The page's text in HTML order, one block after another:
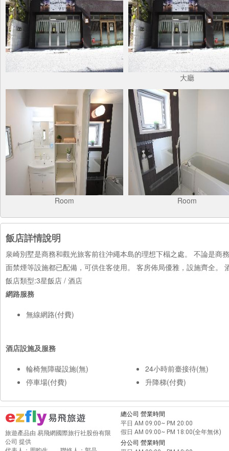
大廳
Room Room
飯店詳情說明
泉崎別墅是商務和觀光旅客前往沖繩本島的理想下榻之處。 不論是
面禁煙等設施都已配備，可供住客使用。 客房佈局優雅，設施齊全
飯店類型:3星飯店 / 酒店
網路服務
無線網路(付費)
酒店設施及服務
輪椅無障礙設施(無)
停車場(付費)
24小時前臺接待(無)
升降梯(付費)